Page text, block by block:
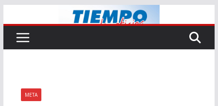
al
contenido
META